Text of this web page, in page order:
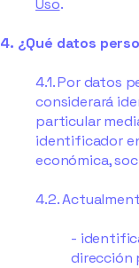
Uso.
4. ¿Qué datos
4.1. Por datos
considerará
particular
identificador
económica,
4.2.
-
dirección